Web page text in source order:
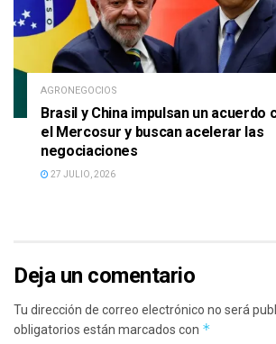
AGRONEGOCIOS
Brasil y China impulsan un acuerdo
el Mercosur y buscan acelerar las
negociaciones
27 JULIO, 2026
Deja un comentario
Tu dirección de correo electrónico no será
obligatorios están marcados con *